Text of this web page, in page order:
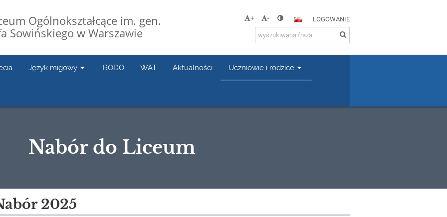
Ogólnokształcące im. gen.
Sowińskiego w Warszawie
+ - LOGOWANIE
Język migowy RODO WAT Aktualności Uczniowie i rodzice
Nabór do Liceum
2025